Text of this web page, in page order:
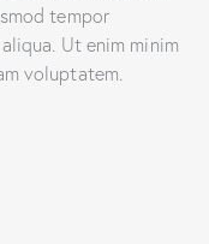
tempor
Ut enim minim
voluptatem.